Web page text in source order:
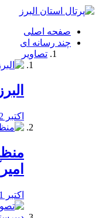
فصد
شرق
تهران
خشکشویی
صفحه اصلی
چند رسانه ای
تصاویر
اکتبر 22, 2019
اکتبر 21, 2019